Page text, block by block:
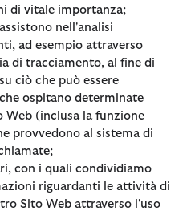
di vitale importanza;
nell'analisi
ad esempio attraverso
di tracciamento, al fine di
ciò che può essere
ospitano determinate
Web (inclusa la funzione
provvedono al sistema di
con i quali condividiamo
riguardanti le attività di
Sito Web attraverso l'uso